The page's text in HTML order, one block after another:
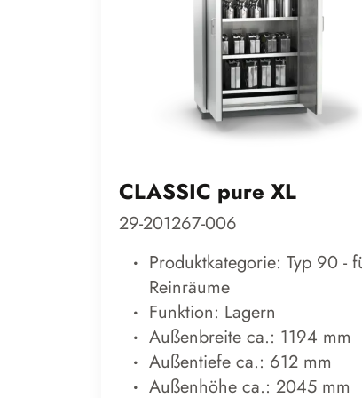
CLASSIC pure XL
29-201267-006
Produktkategorie: Typ 90 -
Reinräume
Funktion: Lagern
Außenbreite ca.: 1194 mm
Außentiefe ca.: 612 mm
Außenhöhe ca.: 2045 mm